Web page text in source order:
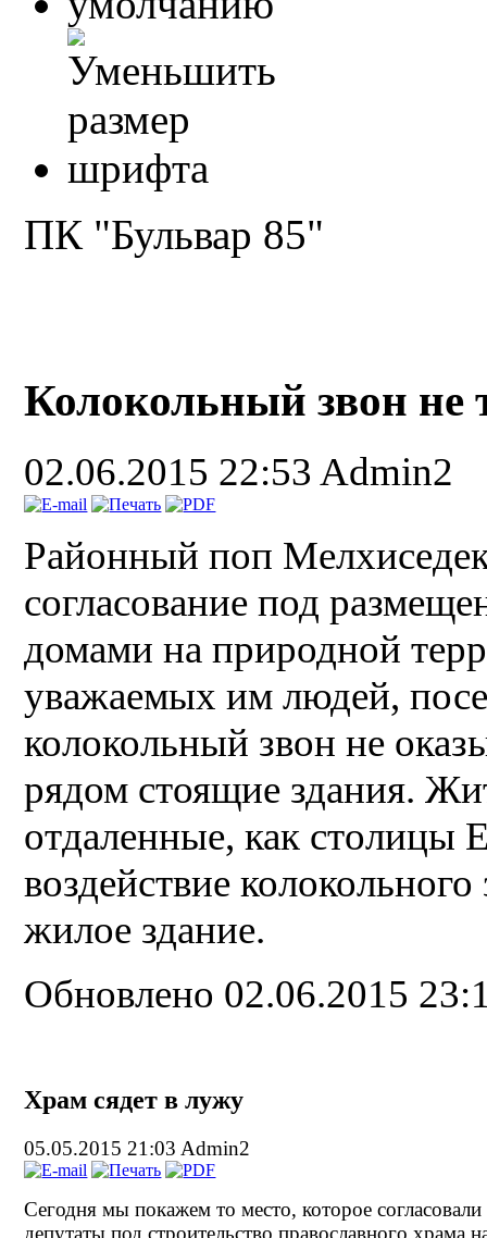
ПК "Бульвар 85"
Колокольный звон не
02.06.2015 22:53 Admin2
Районный поп
согласование под
домами на природной
уважаемых им людей,
колокольный звон не
рядом стоящие здания.
отдаленные, как столицы
воздействие
жилое здание.
Обновлено 02.06.2015
Храм сядет в лужу
05.05.2015 21:03 Admin2
Сегодня мы покажем то место, которое согласовали
депутаты под строительство православного храма